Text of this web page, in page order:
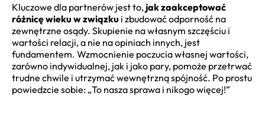
Kluczowe dla partnerów jest to, jak zaakceptować
różnicę wieku w związku i zbudować odporność na
zewnętrzne osądy. Skupienie na własnym szczęściu i
wartości relacji, a nie na opiniach innych, jest
fundamentem. Wzmocnienie poczucia własnej wartości,
zarówno indywidualnej, jak i jako pary, pomoże przetrwać
trudne chwile i utrzymać wewnętrzną spójność. Po prostu
powiedzcie sobie: „To nasza sprawa i nikogo więcej!”